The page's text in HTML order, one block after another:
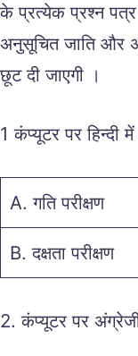
के प्रत्येक प्रश्न
अनुसूचित जाति और
छूट दी जाएगी ।
1 कंप्यूटर पर हिन्दी
A. गति परीक्षण
B. दक्षता परीक्षण
2. कंप्यूटर पर